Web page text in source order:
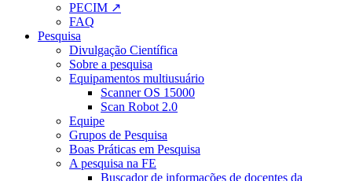
PECIM ↗
FAQ
Pesquisa
Divulgação Científica
Sobre a pesquisa
Equipamentos multiusuário
Scanner OS 15000
Scan Robot 2.0
Equipe
Grupos de Pesquisa
Boas Práticas em Pesquisa
A pesquisa na FE
Buscador de informações de docentes da